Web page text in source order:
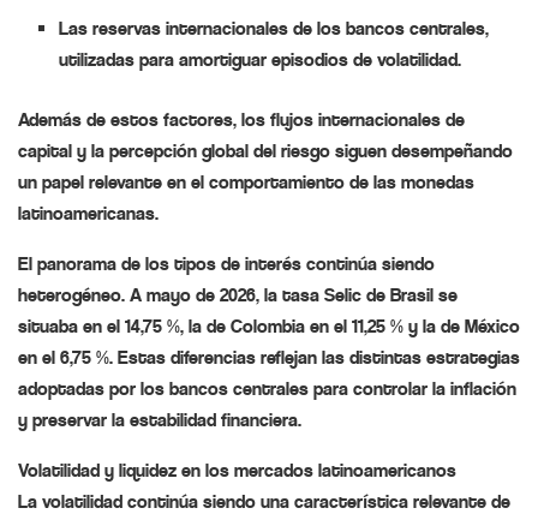
Las reservas internacionales de los bancos centrales,
utilizadas para amortiguar episodios de volatilidad.
Además de estos factores, los flujos internacionales de
capital y la percepción global del riesgo siguen desempeñando
un papel relevante en el comportamiento de las monedas
latinoamericanas.
El panorama de los tipos de interés continúa siendo
heterogéneo. A mayo de 2026, la tasa Selic de Brasil se
situaba en el 14,75 %, la de Colombia en el 11,25 % y la de México
en el 6,75 %. Estas diferencias reflejan las distintas estrategias
adoptadas por los bancos centrales para controlar la inflación
y preservar la estabilidad financiera.
Volatilidad y liquidez en los mercados latinoamericanos
La volatilidad continúa siendo una característica relevante de